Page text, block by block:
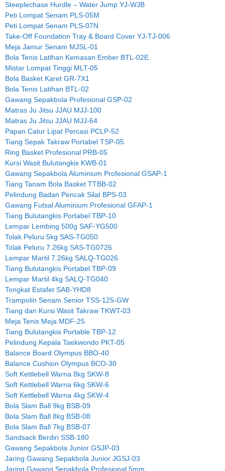
Steeplechase Hurdle – Water Jump YJ-WJB
Peti Lompat Senam PLS-05M
Peti Lompat Senam PLS-07N
Take-Off Foundation Tray & Board Cover YJ-TJ-006
Meja Jamur Senam MJSL-01
Bola Tenis Latihan Kemasan Ember BTL-02E
Mistar Lompat Tinggi MLT-05
Bola Basket Karet GR-7X1
Bola Tenis Latihan BTL-02
Gawang Sepakbola Profesional GSP-02
Matras Ju Jitsu JJAU MJJ-100
Matras Ju Jitsu JJAU MJJ-64
Papan Catur Lipat Percasi PCLP-52
Tiang Sepak Takraw Portabel TSP-05
Ring Basket Profesional PRB-05
Kursi Wasit Bulutangkis KWB-01
Gawang Sepakbola Aluminium Profesional GSAP-1
Tiang Tanam Bola Basket TTBB-02
Pelindung Badan Pencak Silat BPS-03
Gawang Futsal Aluminium Profesional GFAP-1
Tiang Bulutangkis Portabel TBP-10
Lempar Lembing 500g SAF-YG500
Tolak Peluru 5kg SAS-TG050
Tolak Peluru 7.26kg SAS-TG0726
Lempar Martil 7.26kg SALQ-TG026
Tiang Bulutangkis Portabel TBP-09
Lempar Martil 4kg SALQ-TG040
Tongkat Estafet SAB-YHD8
Trampolin Senam Senior TSS-125-GW
Tiang dan Kursi Wasit Takraw TKWT-03
Meja Tenis Meja MDF-25
Tiang Bulutangkis Portable TBP-12
Pelindung Kepala Taekwondo PKT-05
Balance Board Olympus BBO-40
Balance Cushion Olympus BCO-30
Soft Kettlebell Warna 8kg SKW-8
Soft Kettlebell Warna 6kg SKW-6
Soft Kettlebell Warna 4kg SKW-4
Bola Slam Ball 9kg BSB-09
Bola Slam Ball 8kg BSB-08
Bola Slam Ball 7kg BSB-07
Sandsack Berdiri SSB-180
Gawang Sepakbola Junior GSJP-03
Jaring Gawang Sepakbola Junior JGSJ-03
Jaring Gawang Sepakbola Profesional 5mm